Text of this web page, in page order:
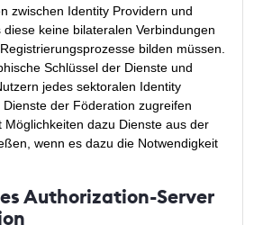
zwischen Identity Providern und
keine bilateralen Verbindungen
bilden müssen.
Schlüssel der Dienste und
jedes sektoralen Identity
der Föderation zugreifen
Möglichkeiten dazu Dienste aus der
wenn es dazu die Notwendigkeit
Authorization-Server